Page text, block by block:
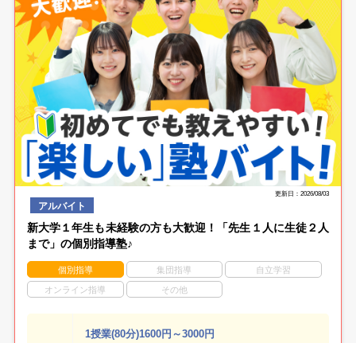
更新日：2026/08/03
アルバイト
新大学１年生も未経験の方も大歓迎！「先生１人に生徒２人
まで」の個別指導塾♪
個別指導 集団指導 自立学習
オンライン指導 その他
1授業(80分)1600円～3000円